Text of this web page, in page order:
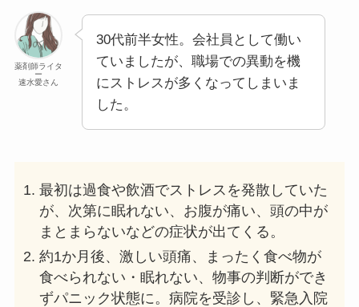
薬剤師ライタ
ー
速水愛さん
30代前半女性。会社員として働い
ていましたが、職場での異動を機
にストレスが多くなってしまいま
した。
最初は過食や飲酒でストレスを発散していた
が、次第に眠れない、お腹が痛い、頭の中が
まとまらないなどの症状が出てくる。
約1か月後、激しい頭痛、まったく食べ物が
食べられない・眠れない、物事の判断ができ
ずパニック状態に。病院を受診し、緊急入院